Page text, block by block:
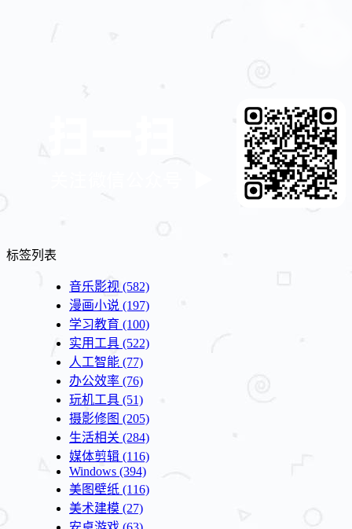
标签列表
音乐影视 (582)
漫画小说 (197)
学习教育 (100)
实用工具 (522)
人工智能 (77)
办公效率 (76)
玩机工具 (51)
摄影修图 (205)
生活相关 (284)
媒体剪辑 (116)
Windows (394)
美图壁纸 (116)
美术建模 (27)